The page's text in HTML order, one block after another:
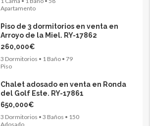
Apartamento
Piso de 3 dormitorios en venta en
Arroyo de la Miel. RY-17862
260,000€
3 Dormitorios • 1 Baño • 79
Piso
Chalet adosado en venta en Ronda
del Golf Este. RY-17861
650,000€
3 Dormitorios • 3 Baños • 150
Adosado